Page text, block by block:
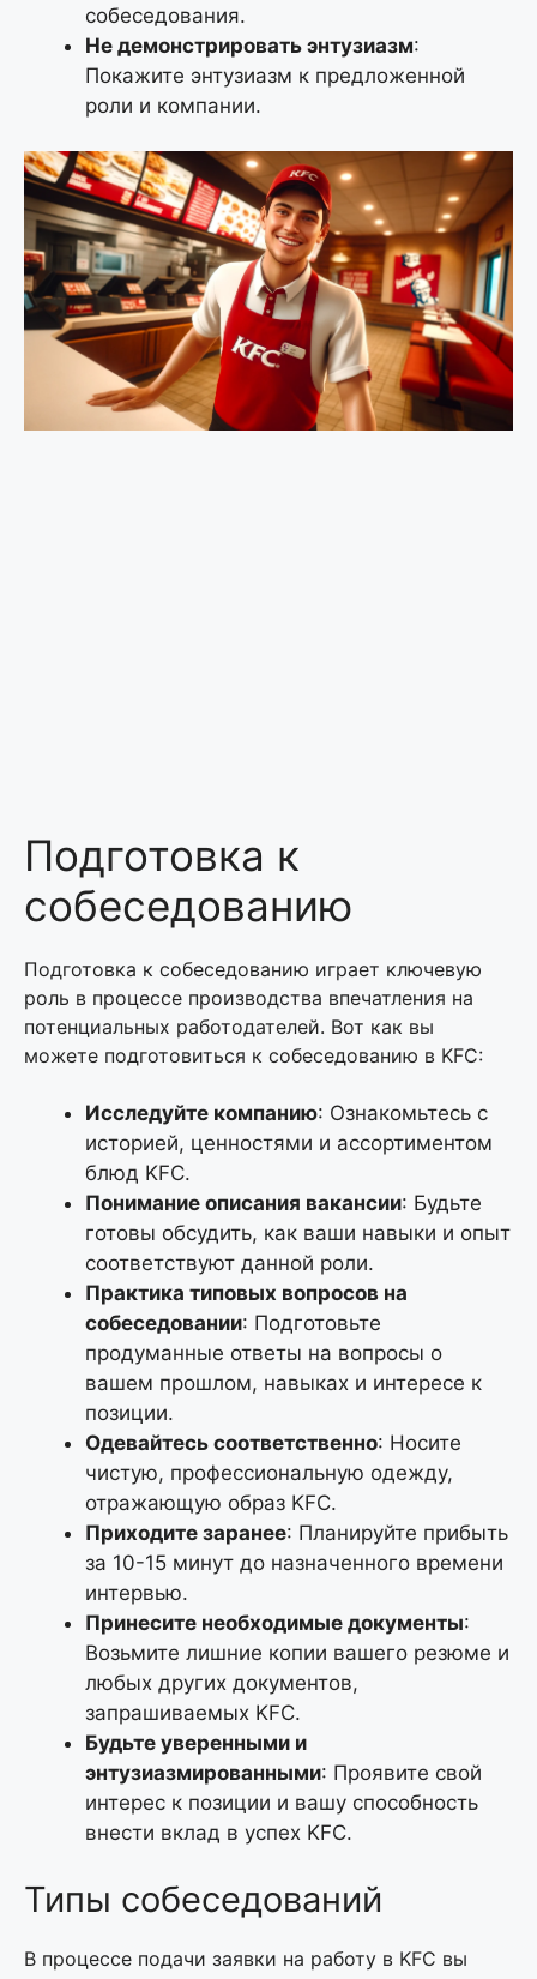
собеседования.
Не демонстрировать энтузиазм:
Покажите энтузиазм к предложенной
роли и компании.
Подготовка к
собеседованию
Подготовка к собеседованию играет ключевую
роль в процессе производства впечатления на
потенциальных работодателей. Вот как вы
можете подготовиться к собеседованию в KFC:
Исследуйте компанию: Ознакомьтесь с
историей, ценностями и ассортиментом
блюд KFC.
Понимание описания вакансии: Будьте
готовы обсудить, как ваши навыки и опыт
соответствуют данной роли.
Практика типовых вопросов на
собеседовании: Подготовьте
продуманные ответы на вопросы о
вашем прошлом, навыках и интересе к
позиции.
Одевайтесь соответственно: Носите
чистую, профессиональную одежду,
отражающую образ KFC.
Приходите заранее: Планируйте прибыть
за 10-15 минут до назначенного времени
интервью.
Принесите необходимые документы:
Возьмите лишние копии вашего резюме и
любых других документов,
запрашиваемых KFC.
Будьте уверенными и
энтузиазмированными: Проявите свой
интерес к позиции и вашу способность
внести вклад в успех KFC.
Типы собеседований
В процессе подачи заявки на работу в KFC вы